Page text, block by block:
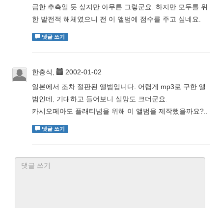
급한 추측일 듯 싶지만 아무튼 그렇군요. 하지만 모두를 위
한 발전적 해체였으니 전 이 앨범에 점수를 주고 싶네요.
댓글 쓰기
한충식,
2002-01-02
일본에서 조차 절판된 앨범입니다. 어렵게 mp3로 구한 앨
범인데, 기대하고 들어보니 실망도 크더군요.
카시오페아도 플래티넘을 위해 이 앨범을 제작했을까요?..
댓글 쓰기